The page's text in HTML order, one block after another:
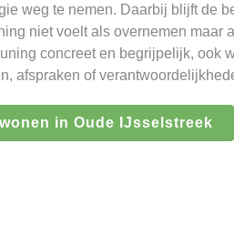
weg te nemen. Daarbij blijft de
niet voelt als overnemen maar
concreet en begrijpelijk, ook
afspraken of
in Oude IJsselstreek